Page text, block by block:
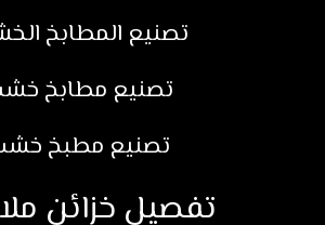
تصنيع المطابخ
تصنيع مطابخ
تصنيع مطبخ
تفصيل خزائن